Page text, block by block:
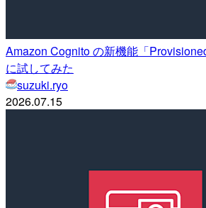
Amazon Cognito の新機能「
に試してみた
suzuki.ryo
2026.07.15